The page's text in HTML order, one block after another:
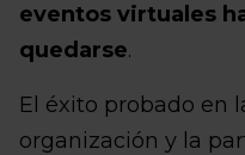
eventos virtuales
quedarse.
El éxito probado en
organización y la